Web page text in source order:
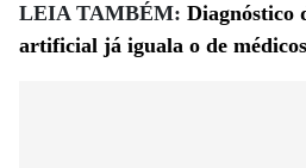
LEIA TAMBÉM: Diagnóstico
artificial já iguala o de